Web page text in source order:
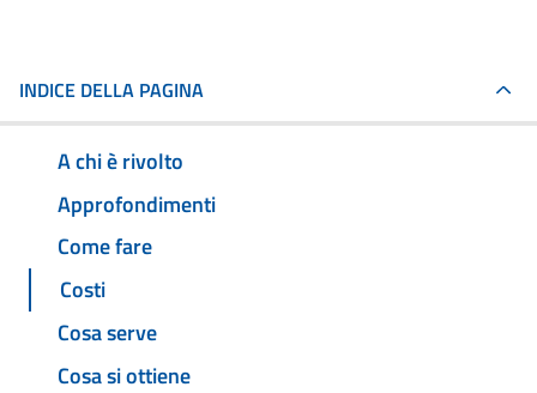
INDICE DELLA PAGINA
A chi è rivolto
Approfondimenti
Come fare
Costi
Cosa serve
Cosa si ottiene